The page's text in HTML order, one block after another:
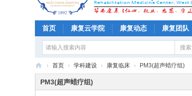
首页 康复云学院 康复动态 康复团队
搜索
四
› 首页 › 学科建设 › 康复临床 › PM3(超声蜡疗组)
PM3(超声蜡疗组)